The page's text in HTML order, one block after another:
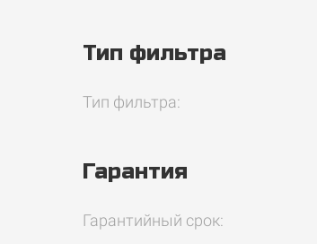
Тип фильтра
Тип фильтра:
Гарантия
Гарантийный срок: